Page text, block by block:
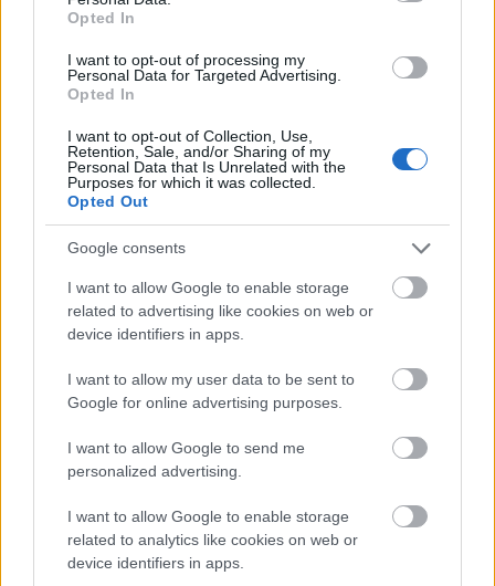
Opted In
I want to opt-out of processing my
Personal Data for Targeted Advertising.
Opted In
I want to opt-out of Collection, Use,
Retention, Sale, and/or Sharing of my
Personal Data that Is Unrelated with the
Purposes for which it was collected.
Opted Out
Google consents
I want to allow Google to enable storage
related to advertising like cookies on web or
device identifiers in apps.
I want to allow my user data to be sent to
Google for online advertising purposes.
I want to allow Google to send me
personalized advertising.
I want to allow Google to enable storage
related to analytics like cookies on web or
device identifiers in apps.
adatai szerint az elmúlt év végén a
magyar személygépkocsi-állomány
átlagos kora elérte a 14,7 évet. Ahhoz,
hogy fiatalodjon az állomány, évente
150 ezer új személyautót kellene
forgalomba helyezni, és legalább
ennyi régi kocsit küldeni a bontóba. A…